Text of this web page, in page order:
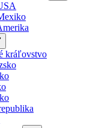
kráľovstvo